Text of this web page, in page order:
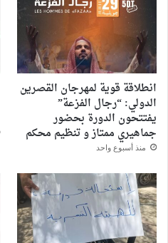
انطلاقة قوية لمهرجان القصرين
الدولي: “رجال الفزعة”
يفتتحون الدورة بحضور
جماهيري ممتاز و تنظيم محكم
منذ أسبوع واحد